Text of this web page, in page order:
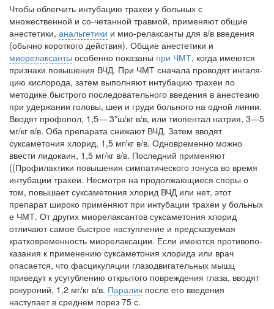
касаются увеличения риска
острой кардиотоксичности и
роста сопутствующих
осложнений от...
Закон о праве родителей находиться с детьми в
реанимации внесен в Госдуму
Соответствующий
законопроект внесен в
палату на
рассмотрение. Суть его
заключается в
нахождении одного из
родителей в
больничной палате
бесплатно, в течении всего срока лечения...
Чтобы облегчить интубацию трахеи у больных с
множественной и со-четанной травмой, применяют общие
анестетики, анальгетики и мио-релаксанты для в/в введения
(обычно короткого действия). Общие анестетики и
миорелаксанты особенно показаны при ЧМТ, когда име­ются
признаки повышения ВЧД. При ЧМТ сначала проводят ингаля­
цию кислорода, затем выполняют интубацию трахеи по
методике бы­строго последовательного введения в анестезию
при удержании голо­вы, шеи и груди больного на одной линии.
Вводят профопол, 1,5— 3*ш/кг в/в, или тиопентал натрия, 3—5
мг/кг в/в. Оба препарата сни­жают ВЧД. Затем вводят
суксаметония хлорид, 1,5 мг/кг в/в. Одновре­менно можно
ввести лидокаин, 1,5 мг/кг в/в. Последний применяют
((Профилактики повышения симпатического тонуса во время
интубации трахеи. Несмотря на продолжающиеся споры о
том, повышает суксаметония хлорид ВЧД или нет, этот
препарат широко применяют при интубации трахеи у больных
е ЧМТ. От других миорелаксантов суксаметония хлорид
отличают самое быстрое наступление и предска­зуемая
кратковременность миорелаксации. Если имеются противопо­
казания к применению суксаметония хлорида или врач
опасается, что фасцикуляции глазодвигательных мышц
приведут к усугублению от­крытого повреждения глаза, вводят
рокуроний, 1,2 мг/кг в/в. Паралич после его введения
наступает в среднем порез 75 с.